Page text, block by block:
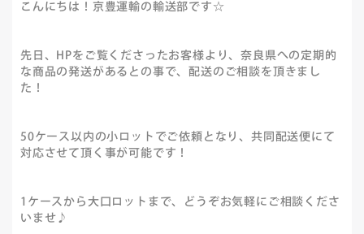
こんにちは！京豊運輸の輸送部です☆
先日、HPをご覧くださったお客様より、奈良県への定期的
な商品の発送があるとの事で、配送のご相談を頂きまし
た！
50ケース以内の小ロットでご依頼となり、共同配送便にて
対応させて頂く事が可能です！
1ケースから大口ロットまで、どうぞお気軽にご相談くださ
いませ♪